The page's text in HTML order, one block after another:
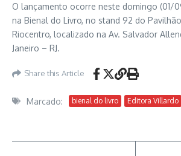
O lançamento ocorre neste domingo (01/
na Bienal do Livro, no stand 92 do
Riocentro, localizado na Av. Salvador
Janeiro – RJ.
Share this Article
Marcado: bienal do livro Editora Villardo